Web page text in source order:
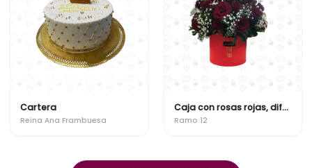
Cartera
Reina Ana Frambuesa
Caja con rosas rojas, diferentes tipos de follaje y gypsofilia
Ramo 12